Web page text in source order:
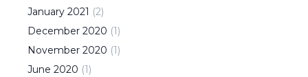
January 2021 (2)
December 2020 (1)
November 2020 (1)
June 2020 (1)